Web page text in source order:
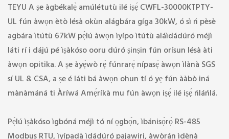
TEYU A ṣe àgbékalẹ̀ amúlétutù ilé iṣẹ́ CWFL-30000KTPTY-
UL fún àwọn ètò lésà okùn alágbára gíga 30kW, ó sì ń pèsè
agbára ìtútù 67kW pẹ̀lú àwọn ìyípo ìtútù aláìdádúró méjì
láti rí i dájú pé ìṣàkóso ooru dúró ṣinṣin fún orísun lésà àti
àwọn opitika. A ṣe àyẹ̀wò rẹ̀ fúnrarẹ̀ nípasẹ̀ àwọn ìlànà SGS
sí UL & CSA, a ṣe é láti bá àwọn ohun tí ó yẹ fún ààbò iná
mànàmáná ti Àríwá Amẹ́ríkà mu fún àwọn iṣẹ́ ilé iṣẹ́ ńláńlá.
Pẹ̀lú ìṣàkóso ìgbóná méjì tó ní ọgbọ́n, ìbánisọ̀rọ̀ RS-485
Modbus RTU, ìyípadà ìdádúró pajawiri, àwòrán ìdènà